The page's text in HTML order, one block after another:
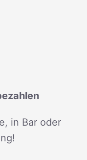
in Bar oder